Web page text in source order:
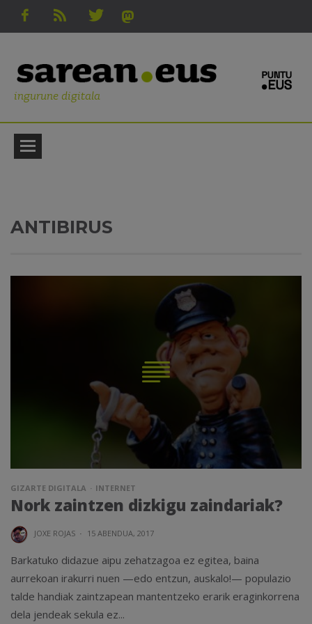
ingurune digitala
ANTIBIRUS
GIZARTE DIGITALA INTERNET
Nork zaintzen dizkigu zaindariak?
JOXE ROJAS · 15 ABENDUA, 2017
Barkatuko didazue aipu zehatzagoa ez egitea, baina
aurrekoan irakurri nuen —edo entzun, auskalo!— populazio
talde handiak zaintzapean mantentzeko erarik eraginkorrena
dela jendeak sekula ez...